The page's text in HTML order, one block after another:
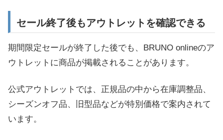
セール終了後もアウトレットを確認できる
期間限定セールが終了した後でも、BRUNO onlineのア
ウトレットに商品が掲載されることがあります。
公式アウトレットでは、正規品の中から在庫調整品、
シーズンオフ品、旧型品などが特別価格で案内されて
います。